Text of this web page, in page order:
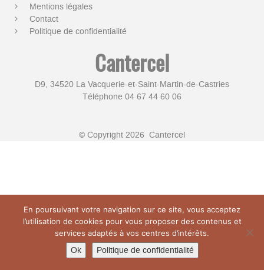
Mentions légales
Contact
Politique de confidentialité
Cantercel
D9, 34520 La Vacquerie-et-Saint-Martin-de-Castries
Téléphone 04 67 44 60 06
© Copyright 2026 Cantercel
En poursuivant votre navigation sur ce site, vous acceptez
l’utilisation de cookies pour vous proposer des contenus et
services adaptés à vos centres d’intérêts.
Ok Politique de confidentialité